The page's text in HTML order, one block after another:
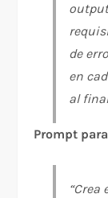
de
en
al
Prompt